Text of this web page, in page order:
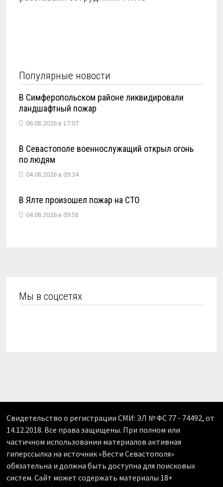
Популярные новости
В Симферопольском районе ликвидировали
ландшафтный пожар
06.08.2026 в 17:07
В Севастополе военнослужащий открыл огонь
по людям
04.08.2026 в 09:34
В Ялте произошел пожар на СТО
04.08.2026 в 09:58
Мы в соцсетях
Свидетельство о регистрации СМИ: ЭЛ № ФС 77 - 74492, от
14.12.2018. Все права защищены. При полном или
частичном использовании материалов активная
гиперссылка на источник «Вести Севастополя»
обязательна и должна быть доступна для поисковых
систем. Сайт может содержать материалы 18+